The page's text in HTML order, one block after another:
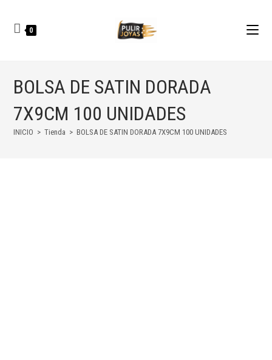
0
BOLSA DE SATIN DORADA
7X9CM 100 UNIDADES
INICIO > Tienda > BOLSA DE SATIN DORADA 7X9CM 100 UNIDADES